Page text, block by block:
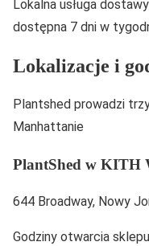
Lokalna usługa
dostępna 7 dni w
Lokalizacje i
Plantshed prowadzi
Manhattanie
PlantShed w KITH
644 Broadway, Nowy
Godziny otwarcia